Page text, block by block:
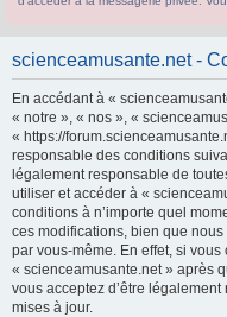
scienceamusante.net -
En accédant à «
« notre », « nos », «
« https://
responsable des conditions
légalement responsable de
utiliser et accéder à «
conditions à n’importe quel
ces modifications, bien que
par vous-même. En effet, si
« scienceamusante.net » après
vous acceptez d’être
mises à jour.